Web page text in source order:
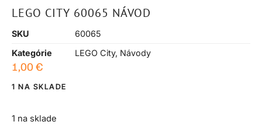
LEGO CITY 60065 NÁVOD
SKU
60065
Kategórie
LEGO City, Návody
1,00 €
1 NA SKLADE
1 na sklade